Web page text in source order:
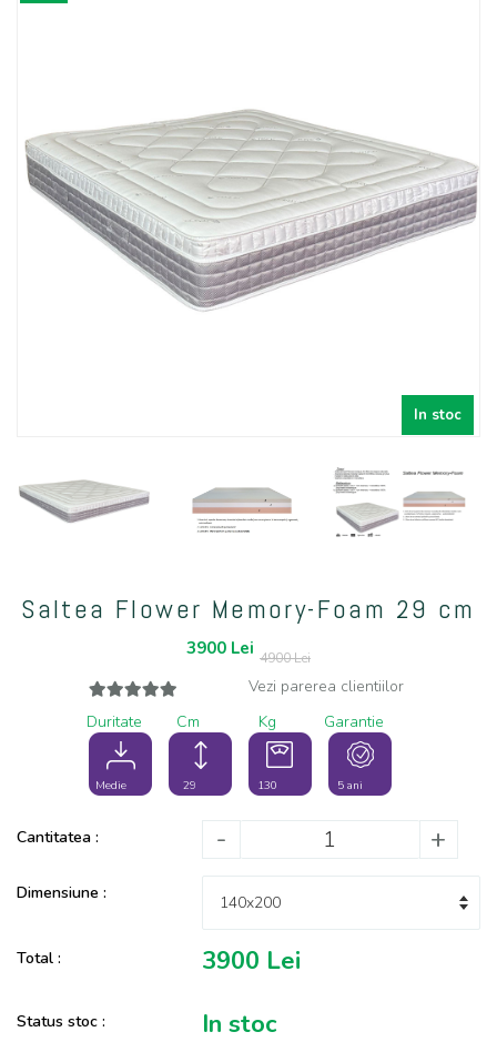
In stoc
Saltea Flower Memory-Foam 29 cm
3900 Lei 4900 Lei
Vezi parerea clientiilor
Medie
Duritate
29
Cm
130
Kg
5 ani
Garantie
Cantitatea : - +
Dimensiune :
Total : 3900 Lei
Status stoc : In stoc